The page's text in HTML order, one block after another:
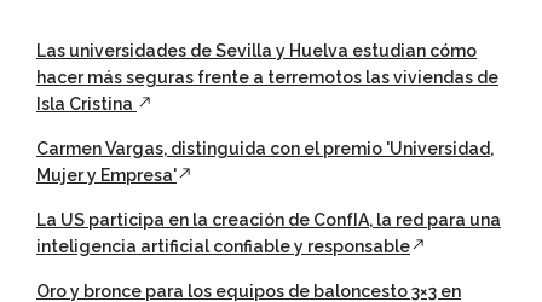
Las universidades de Sevilla y Huelva estudian cómo
hacer más seguras frente a terremotos las viviendas de
Isla Cristina
Carmen Vargas, distinguida con el premio 'Universidad,
Mujer y Empresa'
La US participa en la creación de ConfIA, la red para una
inteligencia artificial confiable y responsable
Oro y bronce para los equipos de baloncesto 3×3 en